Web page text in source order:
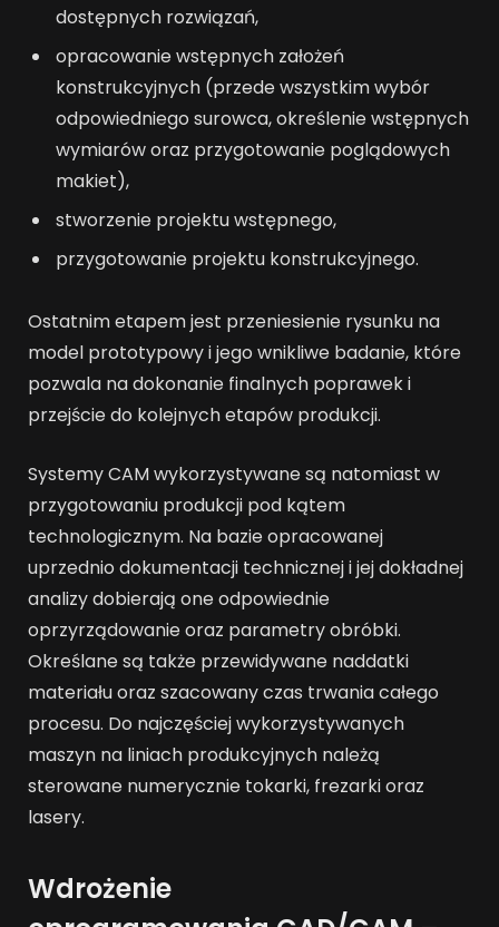
dostępnych rozwiązań,
opracowanie wstępnych założeń
konstrukcyjnych (przede wszystkim wybór
odpowiedniego surowca, określenie wstępnych
wymiarów oraz przygotowanie poglądowych
makiet),
stworzenie projektu wstępnego,
przygotowanie projektu konstrukcyjnego.
Ostatnim etapem jest przeniesienie rysunku na
model prototypowy i jego wnikliwe badanie, które
pozwala na dokonanie finalnych poprawek i
przejście do kolejnych etapów produkcji.
Systemy CAM wykorzystywane są natomiast w
przygotowaniu produkcji pod kątem
technologicznym. Na bazie opracowanej
uprzednio dokumentacji technicznej i jej dokładnej
analizy dobierają one odpowiednie
oprzyrządowanie oraz parametry obróbki.
Określane są także przewidywane naddatki
materiału oraz szacowany czas trwania całego
procesu. Do najczęściej wykorzystywanych
maszyn na liniach produkcyjnych należą
sterowane numerycznie tokarki, frezarki oraz
lasery.
Wdrożenie